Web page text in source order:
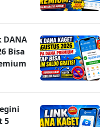
DANA
Bisa
5